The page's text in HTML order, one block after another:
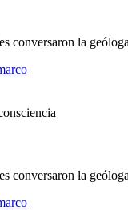
conversaron la
conversaron la